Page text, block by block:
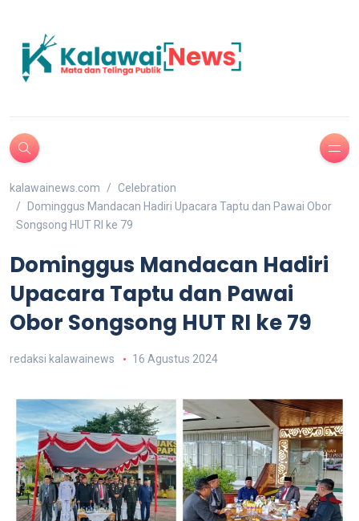
kalawainews.com
Celebration
Dominggus Mandacan Hadiri Upacara Taptu dan Pawai Obor
Songsong HUT RI ke 79
Dominggus Mandacan Hadiri
Upacara Taptu dan Pawai
Obor Songsong HUT RI ke 79
redaksi kalawainews 16 Agustus 2024